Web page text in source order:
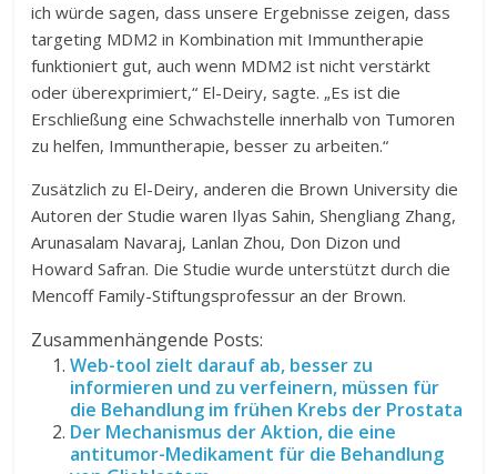
ich würde sagen, dass unsere Ergebnisse zeigen, dass
targeting MDM2 in Kombination mit Immuntherapie
funktioniert gut, auch wenn MDM2 ist nicht verstärkt
oder überexprimiert,“ El-Deiry, sagte. „Es ist die
Erschließung eine Schwachstelle innerhalb von Tumoren
zu helfen, Immuntherapie, besser zu arbeiten.“
Zusätzlich zu El-Deiry, anderen die Brown University die
Autoren der Studie waren Ilyas Sahin, Shengliang Zhang,
Arunasalam Navaraj, Lanlan Zhou, Don Dizon und
Howard Safran. Die Studie wurde unterstützt durch die
Mencoff Family-Stiftungsprofessur an der Brown.
Zusammenhängende Posts:
Web-tool zielt darauf ab, besser zu
informieren und zu verfeinern, müssen für
die Behandlung im frühen Krebs der Prostata
Der Mechanismus der Aktion, die eine
antitumor-Medikament für die Behandlung